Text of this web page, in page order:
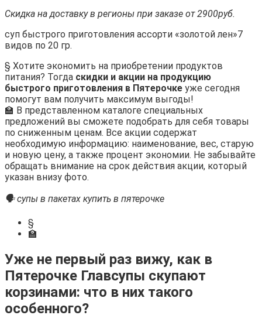
Скидка на доставку в регионы при заказе от 2900руб.
суп быстрого приготовления ассорти «золотой лен»7
видов по 20 гр.
§ Хотите экономить на приобретении продуктов
питания? Тогда скидки и акции на продукцию
быстрого приготовления в Пятерочке уже сегодня
помогут вам получить максимум выгоды!
🏫 В представленном каталоге специальных
предложений вы сможете подобрать для себя товары
по сниженным ценам. Все акции содержат
необходимую информацию: наименование, вес, старую
и новую цену, а также процент экономии. Не забывайте
обращать внимание на срок действия акции, который
указан внизу фото.
🗣 супы в пакетах купить в пятерочке
§
🏫
Уже не первый раз вижу, как в
Пятерочке Главсупы скупают
корзинами: что в них такого
особенного?